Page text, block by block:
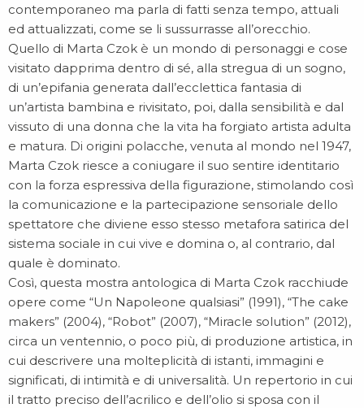
contemporaneo ma parla di fatti senza tempo, attuali
ed attualizzati, come se li sussurrasse all’orecchio.
Quello di Marta Czok è un mondo di personaggi e cose
visitato dapprima dentro di sé, alla stregua di un sogno,
di un’epifania generata dall’ecclettica fantasia di
un’artista bambina e rivisitato, poi, dalla sensibilità e dal
vissuto di una donna che la vita ha forgiato artista adulta
e matura. Di origini polacche, venuta al mondo nel 1947,
Marta Czok riesce a coniugare il suo sentire identitario
con la forza espressiva della figurazione, stimolando così
la comunicazione e la partecipazione sensoriale dello
spettatore che diviene esso stesso metafora satirica del
sistema sociale in cui vive e domina o, al contrario, dal
quale è dominato.
Così, questa mostra antologica di Marta Czok racchiude
opere come “Un Napoleone qualsiasi” (1991), “The cake
makers” (2004), “Robot” (2007), “Miracle solution” (2012),
circa un ventennio, o poco più, di produzione artistica, in
cui descrivere una molteplicità di istanti, immagini e
significati, di intimità e di universalità. Un repertorio in cui
il tratto preciso dell’acrilico e dell’olio si sposa con il